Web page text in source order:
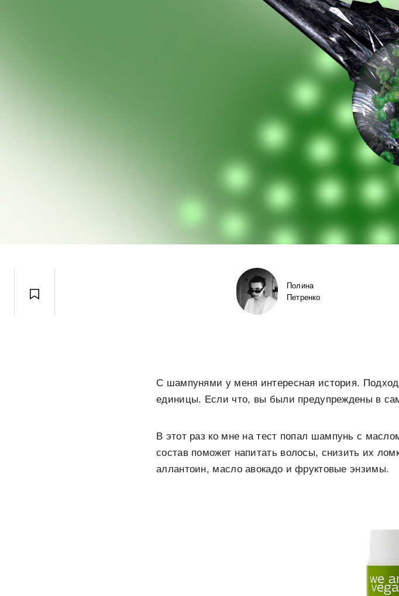
Полина
Петренко
С шампунями у меня интересная история.
единицы. Если что, вы были предупреждены в
В этот раз ко мне на тест попал шампунь с
состав поможет напитать волосы, снизить их
аллантоин, масло авокадо и фруктовые энзимы.